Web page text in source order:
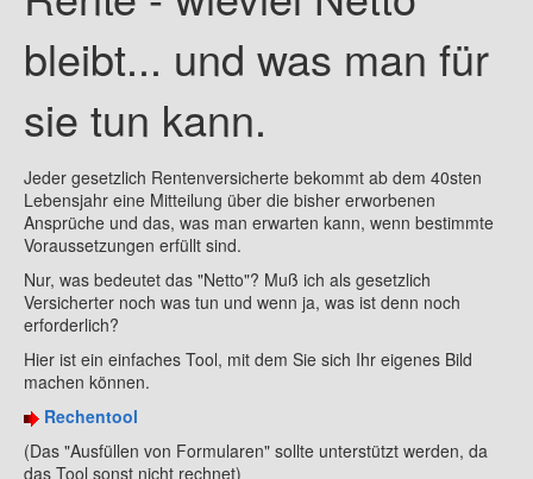
Brutto - Netto Rechner
Riester- Förderung berechnen
Vorsorge und Arbeitskraftsicherung
Basisrente (Rüruprente)
Impressum
Kontakt
Partnerprogramme
bleibt... und was man für
sie tun kann.
Jeder gesetzlich Rentenversicherte bekommt ab dem 40sten
Lebensjahr eine Mitteilung über die bisher erworbenen
Ansprüche und das, was man erwarten kann, wenn bestimmte
Voraussetzungen erfüllt sind.
Nur, was bedeutet das "Netto"? Muß ich als gesetzlich
Versicherter noch was tun und wenn ja, was ist denn noch
erforderlich?
Hier ist ein einfaches Tool, mit dem Sie sich Ihr eigenes Bild
machen können.
Rechentool
(Das "Ausfüllen von Formularen" sollte unterstützt werden, da
das Tool sonst nicht rechnet)